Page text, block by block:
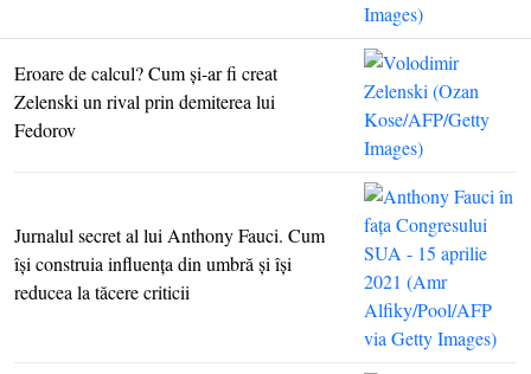
Eroare de calcul? Cum şi-ar fi creat
Zelenski un rival prin demiterea lui
Fedorov
Jurnalul secret al lui Anthony Fauci. Cum
îşi construia influenţa din umbră şi îşi
reducea la tăcere criticii